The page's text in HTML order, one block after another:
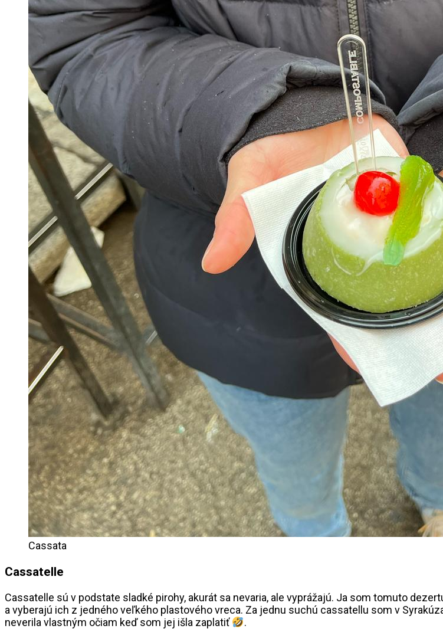
Cassata
Cassatelle
Cassatelle sú v podstate sladké pirohy, akurát sa nevaria, ale vyprážajú. Ja som tomuto
a vyberajú ich z jedného veľkého plastového vreca. Za jednu suchú cassatellu som v
neverila vlastným očiam keď som jej išla zaplatiť
.